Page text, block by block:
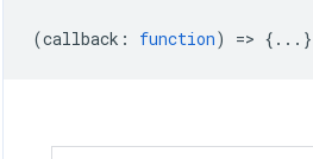
(callback : function) => {...}